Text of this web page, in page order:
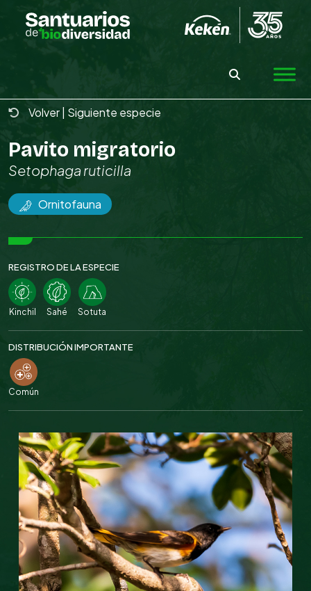
Volver Siguiente especie
Pavito migratorio
Setophaga ruticilla
Ornitofauna
REGISTRO DE LA ESPECIE
Kinchil Sahé Sotuta
DISTRIBUCIÓN IMPORTANTE
Común